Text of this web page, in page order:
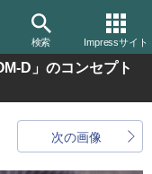
検索 Impressサイト
D」のコンセプト
次の画像